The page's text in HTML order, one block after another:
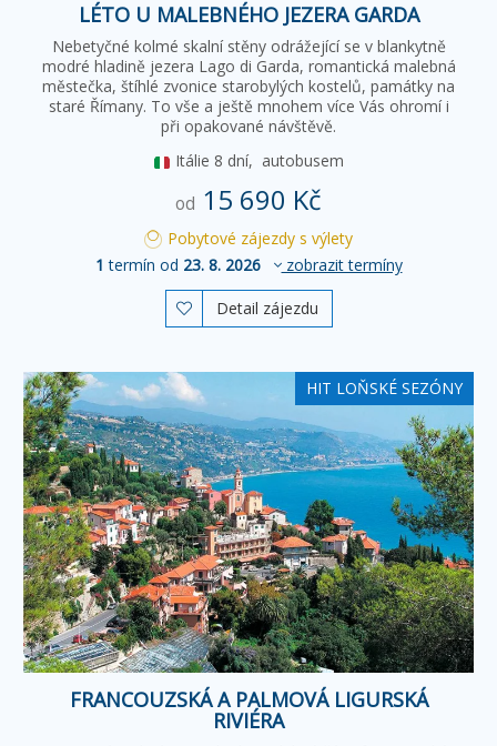
LÉTO U MALEBNÉHO JEZERA GARDA
Nebetyčné kolmé skalní stěny odrážející se v blankytně
modré hladině jezera Lago di Garda, romantická malebná
městečka, štíhlé zvonice starobylých kostelů, památky na
staré Římany. To vše a ještě mnohem více Vás ohromí i
při opakované návštěvě.
Itálie 8 dní, autobusem
od 15 690 Kč
Pobytové zájezdy s výlety
1 termín od 23. 8. 2026 zobrazit termíny
 Detail zájezdu
HIT LOŇSKÉ SEZÓNY
FRANCOUZSKÁ A PALMOVÁ LIGURSKÁ
RIVIÉRA